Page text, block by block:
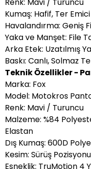
Kumaş: Hafif, Ter Emici
Havalandırma: Geniş
Yaka ve Manşet: File
Arka Etek: Uzatılmış
Baskı: Canlı, Solmaz
Teknik Özellikler -
Marka: Fox
Model: Motokros
Renk: Mavi / Turuncu
Malzeme: %84
Elastan
Dış Kumaş: 600D
Kesim: Sürüş
Esneklik: TruMotion 4